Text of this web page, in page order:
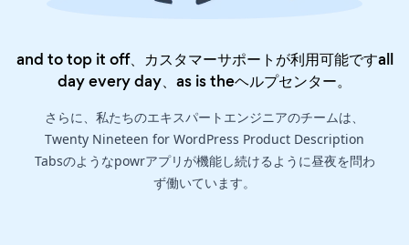
and to top it off、カスタマーサポートが利用可能ですall
day every day、as is theヘルプセンター。
さらに、私たちのエキスパートエンジニアのチームは、
Twenty Nineteen for WordPress Product Description
Tabsのようなpowrアプリが機能し続けるように昼夜を問わ
ず働いています。